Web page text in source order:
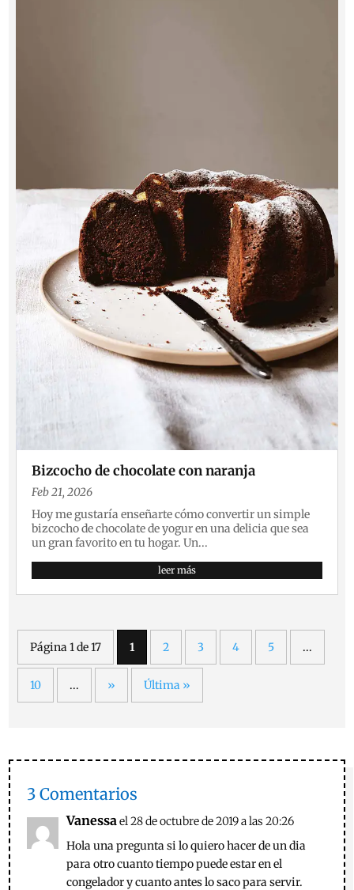
Bizcocho de chocolate con naranja
Feb 21, 2026
Hoy me gustaría enseñarte cómo convertir un simple
bizcocho de chocolate de yogur en una delicia que sea
un gran favorito en tu hogar. Un...
leer más
Página 1 de 17 1 2 3 4 5 ...
10 ... » Última »
3 Comentarios
Vanessael 28 de octubre de 2019 a las 20:26
Hola una pregunta si lo quiero hacer de un dia
para otro cuanto tiempo puede estar en el
congelador y cuanto antes lo saco para servir.